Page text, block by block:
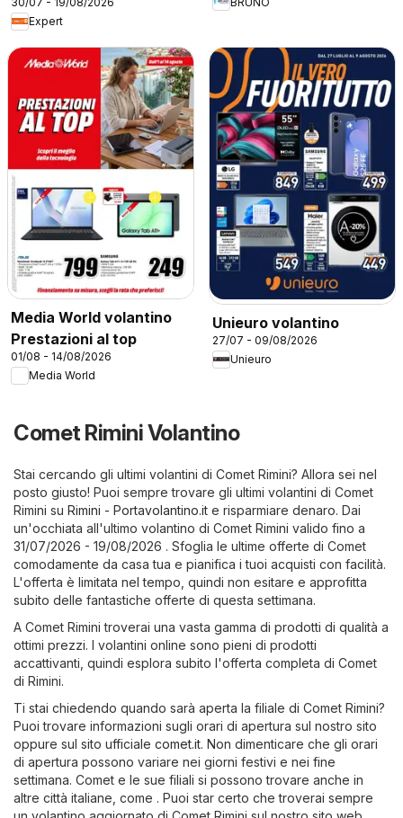
Expert
Media World volantino
Prestazioni al top
01/08 - 14/08/2026
Media World
Unieuro volantino
27/07 - 09/08/2026
Unieuro
Comet Rimini Volantino
Stai cercando gli ultimi volantini di Comet Rimini? Allora sei nel
posto giusto! Puoi sempre trovare gli ultimi volantini di Comet
Rimini su Rimini - Portavolantino.it e risparmiare denaro. Dai
un'occhiata all'ultimo volantino di Comet Rimini valido fino a
31/07/2026 - 19/08/2026 . Sfoglia le ultime offerte di Comet
comodamente da casa tua e pianifica i tuoi acquisti con facilità.
L'offerta è limitata nel tempo, quindi non esitare e approfitta
subito delle fantastiche offerte di questa settimana.
A Comet Rimini troverai una vasta gamma di prodotti di qualità a
ottimi prezzi. I volantini online sono pieni di prodotti
accattivanti, quindi esplora subito l'offerta completa di Comet
di Rimini.
Ti stai chiedendo quando sarà aperta la filiale di Comet Rimini?
Puoi trovare informazioni sugli orari di apertura sul nostro sito
oppure sul sito ufficiale comet.it. Non dimenticare che gli orari
di apertura possono variare nei giorni festivi e nei fine
settimana. Comet e le sue filiali si possono trovare anche in
altre città italiane, come . Puoi star certo che troverai sempre